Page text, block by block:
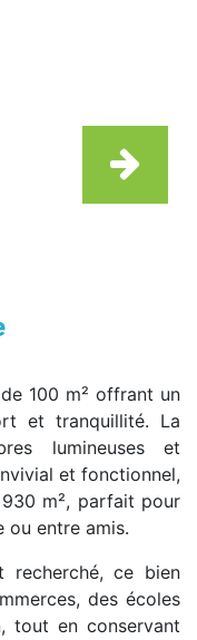
100 m² offrant un
et tranquillité. La
lumineuses et
et fonctionnel,
m², parfait pour
ou entre amis.
recherché, ce bien
des écoles
tout en conservant